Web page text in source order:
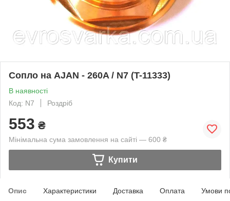
Сопло на AJAN - 260A / N7 (T-11333)
В наявності
Код: N7
Роздріб
553 ₴
Мінімальна сума замовлення на сайті — 600 ₴
Купити
Опис Характеристики Доставка Оплата Умови